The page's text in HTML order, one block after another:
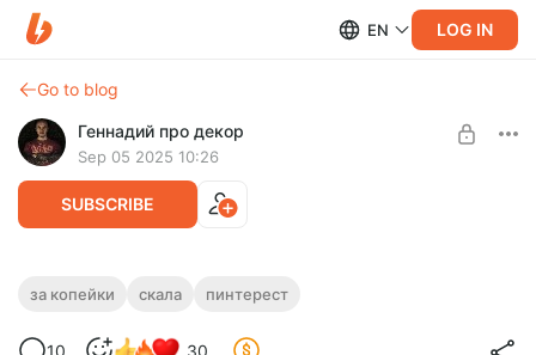
EN LOG IN
Go to blog
Геннадий про декор
Sep 05 2025 10:26
SUBSCRIBE
СКАЛА КАК В ПИНТЕРЕСТ ЗА КОПЕЙКИ
СКАЛА КАК В ПИНТЕРЕСТ ЗА КОПЕЙКИ
за копейки скала пинтерест
10 30